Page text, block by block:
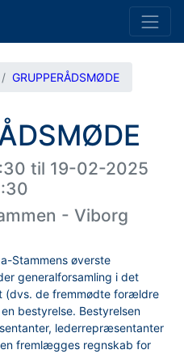
GRUPPERÅDSMØDE
til 19-02-2025
- Viborg
Stammens øverste
generalforsamling i det
(dvs. de fremmødte forældre
bestyrelse. Bestyrelsen
lederrepræsentanter
fremlægges regnskab for